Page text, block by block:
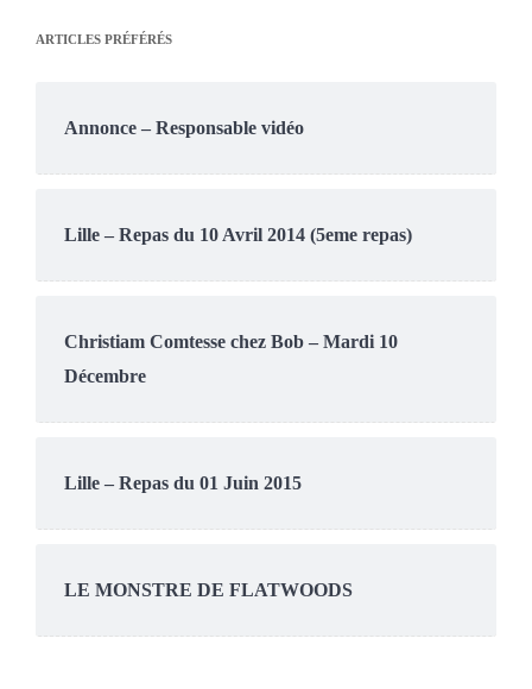
ARTICLES PRÉFÉRÉS
Annonce – Responsable vidéo
Lille – Repas du 10 Avril 2014 (5eme repas)
Christiam Comtesse chez Bob – Mardi 10
Décembre
Lille – Repas du 01 Juin 2015
LE MONSTRE DE FLATWOODS